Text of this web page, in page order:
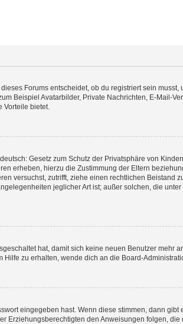
Forums entscheidet, ob du registriert sein
Beispiel Avatarbilder, Private Nachrichten, E-Mail-
Vorteile bietet.
Gesetz zum Schutz der Privatsphäre von
erheben, hierzu die Zustimmung der Eltern
versuchst, zutrifft, ziehe einen rechtlichen Beistand
jeglicher Art ist; außer solchen, die
hat, damit sich keine neuen Benutzer mehr
Hilfe zu erhalten, wende dich an die Board-
eingegeben hast. Wenn diese stimmen, dann gibt
Erziehungsberechtigten den Anweisungen folgen,